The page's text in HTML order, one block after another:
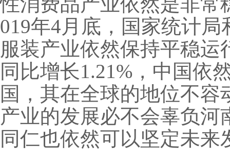
019年4月底，国家统计
服装产业依然保持平稳运
同比增长1.21%，中国依
国，其在全球的地位不
产业的发展必不会辜负
同仁也依然可以坚定未来